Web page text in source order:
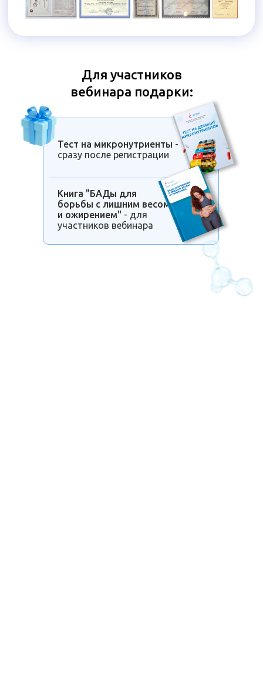
Книга "БАДы для
борьбы с лишним весом
и ожирением" - для
участников вебинара
Тест на микронутриенты -
сразу после регистрации
Для участников
вебинара подарки: